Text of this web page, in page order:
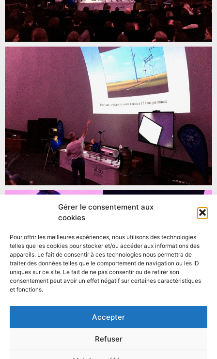
Gérer le consentement aux
cookies
Pour offrir les meilleures expériences, nous utilisons des technologies
telles que les cookies pour stocker et/ou accéder aux informations des
appareils. Le fait de consentir à ces technologies nous permettra de
traiter des données telles que le comportement de navigation ou les ID
uniques sur ce site. Le fait de ne pas consentir ou de retirer son
consentement peut avoir un effet négatif sur certaines caractéristiques
et fonctions.
Accepter
Refuser